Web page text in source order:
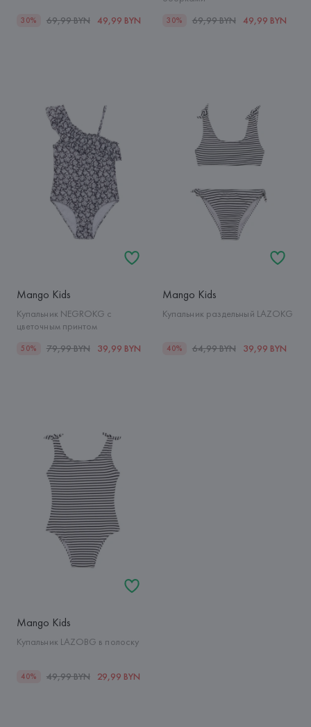
30% 69,99 BYN 49,99 BYN 30% 69,99 BYN 49,99 BYN
Mango Kids
Купальник NEGROKG с
цветочным принтом
50% 79,99 BYN 39,99 BYN
Mango Kids
Купальник раздельный LAZOKG
40% 64,99 BYN 39,99 BYN
Mango Kids
Купальник LAZOBG в полоску
40% 49,99 BYN 29,99 BYN